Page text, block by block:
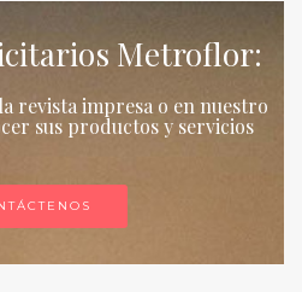
Metroflor:
revista impresa o en nuestro
sus productos y servicios